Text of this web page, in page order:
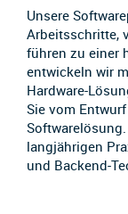
Unsere
Arbeitsschritte,
führen zu einer
entwickeln wir
Hardware-
Sie vom
langjährigen
und Backend-